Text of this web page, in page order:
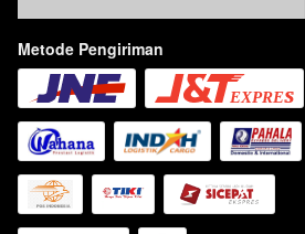
Metode Pengiriman